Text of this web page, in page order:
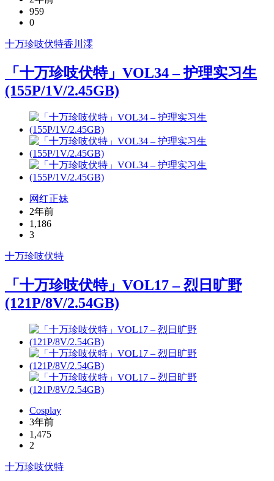
959
0
十万珍吱伏特香川澪
「十万珍吱伏特」VOL34 – 护理实习生
(155P/1V/2.45GB)
网红正妹
2年前
1,186
3
十万珍吱伏特
「十万珍吱伏特」VOL17 – 烈日旷野
(121P/8V/2.54GB)
Cosplay
3年前
1,475
2
十万珍吱伏特